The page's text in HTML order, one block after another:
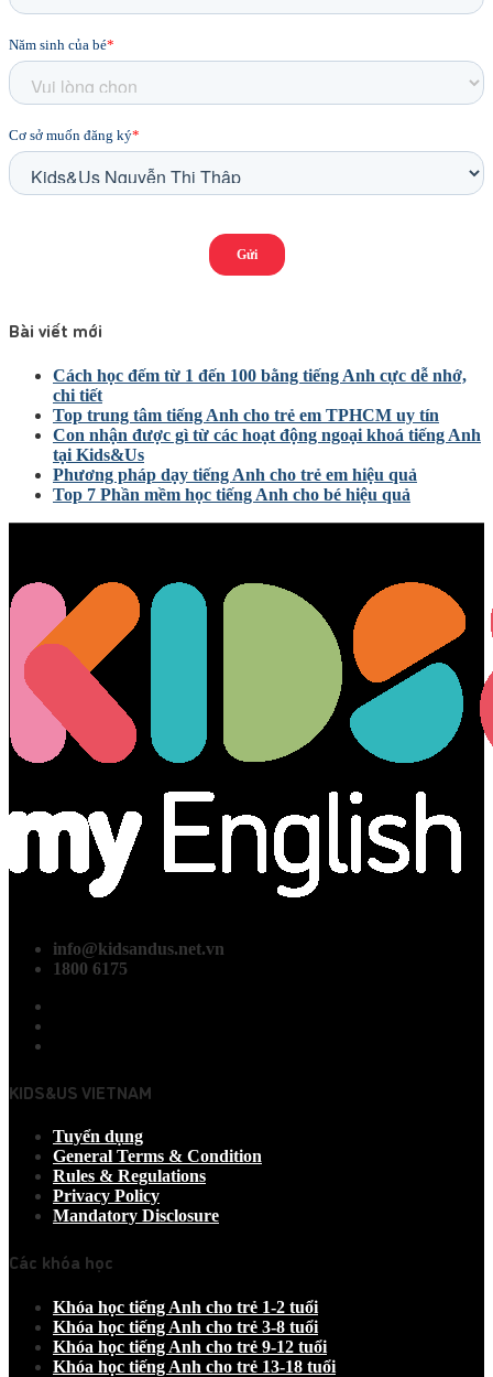
Bài viết mới
Cách học đếm từ 1 đến 100 bằng tiếng Anh cực dễ nhớ,
chi tiết
Top trung tâm tiếng Anh cho trẻ em TPHCM uy tín
Con nhận được gì từ các hoạt động ngoại khoá tiếng Anh
tại Kids&Us
Phương pháp dạy tiếng Anh cho trẻ em hiệu quả
Top 7 Phần mềm học tiếng Anh cho bé hiệu quả
info@kidsandus.net.vn
1800 6175
KIDS&US VIETNAM
Tuyển dụng
General Terms & Condition
Rules & Regulations
Privacy Policy
Mandatory Disclosure
Các khóa học
Khóa học tiếng Anh cho trẻ 1-2 tuổi
Khóa học tiếng Anh cho trẻ 3-8 tuổi
Khóa học tiếng Anh cho trẻ 9-12 tuổi
Khóa học tiếng Anh cho trẻ 13-18 tuổi